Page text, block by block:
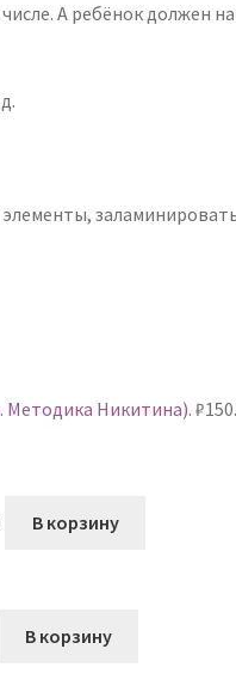
А ребёнок должен
Методика Никитина).₽
В корзину
В корзину